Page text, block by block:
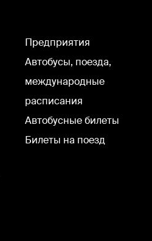
Предприятия
Автобусы, поезда,
международные
расписания
Автобусные билеты
Билеты на поезд